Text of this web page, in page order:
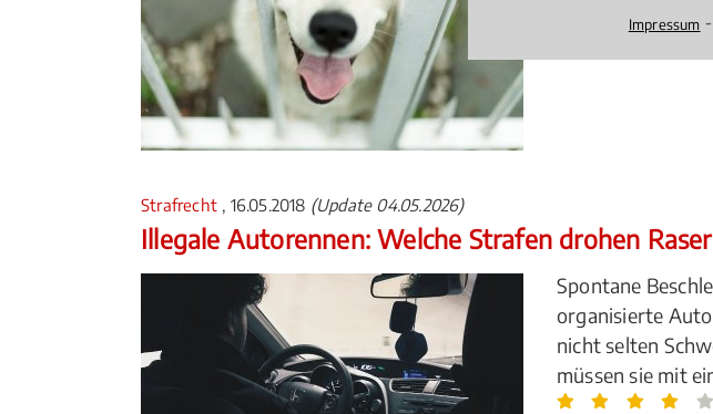
Strafrecht , 16.05.2018 (Update 04.05.2026)
Illegale Autorennen: Welche Strafen drohen
Spontane
organisierte
nicht selten
müssen sie mit
Impressum ⁃